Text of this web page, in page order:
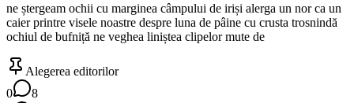
ne ștergeam ochii cu marginea câmpului de iriși alerga un nor ca un
caier printre visele noastre despre luna de pâine cu crusta trosnindă
ochiul de bufniță ne veghea liniștea clipelor mute de
Alegerea editorilor
0
8